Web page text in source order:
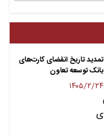
تمدید تاریخ انقضای کارت‌های
بانک توسعه تعاون
۱۴۰۵/۲/۲۴